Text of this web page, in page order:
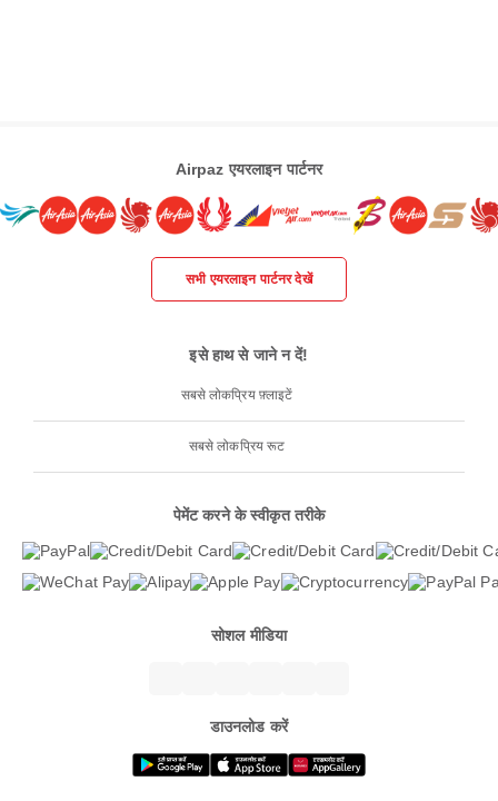
Airpaz एयरलाइन पार्टनर
सभी एयरलाइन पार्टनर देखें
इसे हाथ से जाने न दें!
सबसे लोकप्रिय फ़्लाइटें
सबसे लोकप्रिय रूट
पेमेंट करने के स्वीकृत तरीके
सोशल मीडिया
डाउनलोड करें